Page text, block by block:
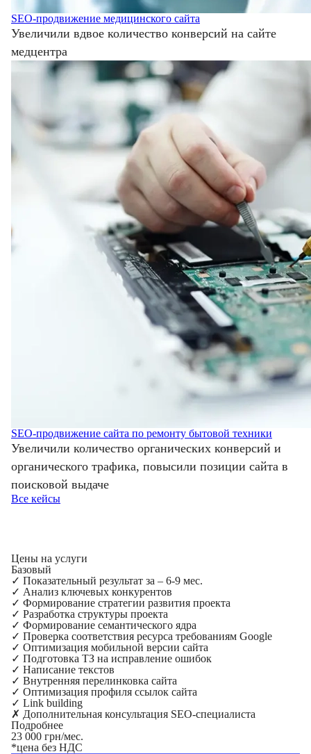
SEO-продвижение медицинского сайта
Увеличили вдвое количество конверсий на сайте
медцентра
SEO-продвижение сайта по ремонту бытовой техники
Увеличили количество органических конверсий и
органического трафика, повысили позиции сайта в
поисковой выдаче
Все кейсы
Цены на услуги
Базовый
✓ Показательный результат за – 6-9 мес.
✓ Анализ ключевых конкурентов
✓ Формирование стратегии развития проекта
✓ Разработка структуры проекта
✓ Формирование семантического ядра
✓ Проверка соответствия ресурса требованиям Google
✓ Оптимизация мобильной версии сайта
✓ Подготовка ТЗ на исправление ошибок
✓ Написание текстов
✓ Внутренняя перелинковка сайта
✓ Оптимизация профиля ссылок сайта
✓ Link building
✗ Дополнительная консультация SEO-специалиста
Подробнее
23 000 грн/мес.
*цена без НДС